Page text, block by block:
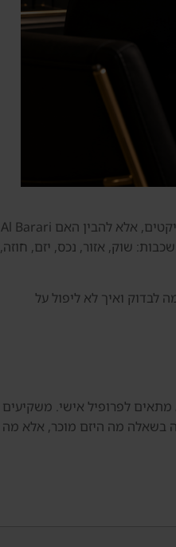
Al Barari למשקיע הישראלי הוא נושא שצריך לבדוק בזהירות לפני רכישת נכס באיחוד האמירויות. משקיע ישראלי לא צריך עוד רשימת פרויקטים, אלא להבין האם Al Barari
שוק, אזור, נכס, יזם, חוזה,
לבדוק ואיך לא ליפול על
מתאים לפרופיל אישי. משקיעים
בשאלה מה היזם מוכר, אלא מה